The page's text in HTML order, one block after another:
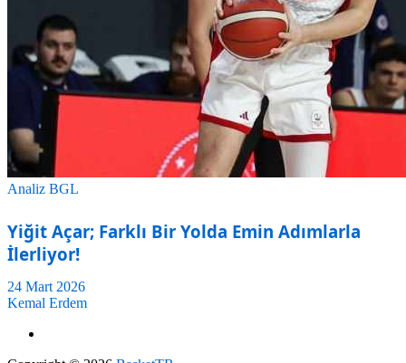
Analiz BGL
Yiğit Açar; Farklı Bir Yolda Emin Adımlarla
İlerliyor!
24 Mart 2026
Kemal Erdem